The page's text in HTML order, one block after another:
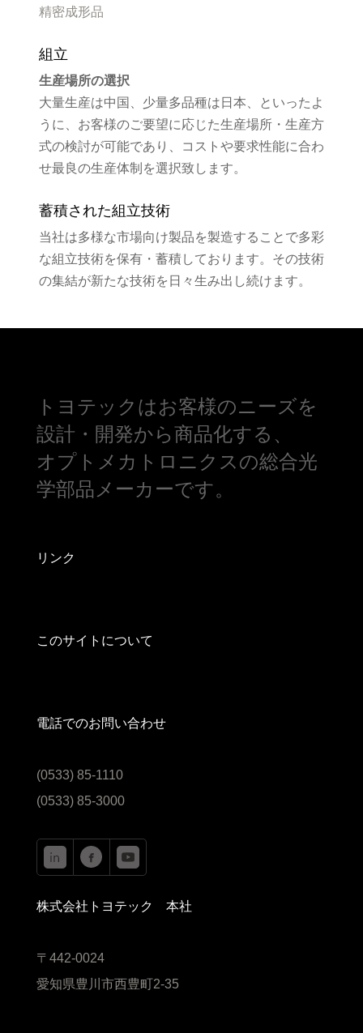
精密成形品
組立
生産場所の選択
大量生産は中国、少量多品種は日本、といったよ
うに、お客様のご要望に応じた生産場所・生産方
式の検討が可能であり、コストや要求性能に合わ
せ最良の生産体制を選択致します。
蓄積された組立技術
当社は多様な市場向け製品を製造することで多彩
な組立技術を保有・蓄積しております。その技術
の集結が新たな技術を日々生み出し続けます。
トヨテックはお客様のニーズを
設計・開発から商品化する、
オプトメカトロニクスの総合光
学部品メーカーです。
リンク
このサイトについて
電話でのお問い合わせ
(0533) 85-1110
(0533) 85-3000
株式会社トヨテック 本社
〒442-0024
愛知県豊川市西豊町2-35